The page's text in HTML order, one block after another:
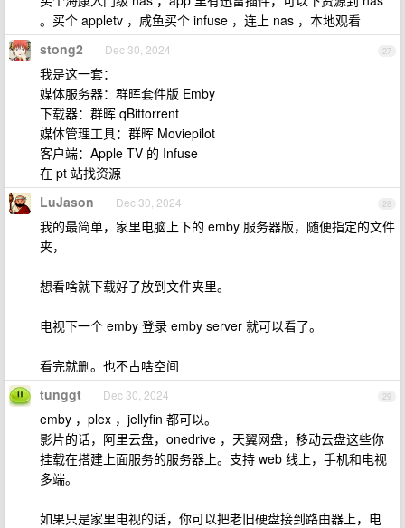
。买个 appletv ，咸鱼买个 infuse ，连上 nas ，本地观看
27
stong2 Dec 30, 2024
我是这一套：
媒体服务器：群晖套件版 Emby
下载器：群晖 qBittorrent
媒体管理工具：群晖 Moviepilot
客户端：Apple TV 的 Infuse
在 pt 站找资源
28
LuJason Dec 30, 2024
我的最简单，家里电脑上下的 emby 服务器版，随便指定的文件
夹，
想看啥就下载好了放到文件夹里。
电视下一个 emby 登录 emby server 就可以看了。
看完就删。也不占啥空间
29
tunggt Dec 30, 2024
emby ，plex ，jellyfin 都可以。
影片的话，阿里云盘，onedrive ，天翼网盘，移动云盘这些你
挂载在搭建上面服务的服务器上。支持 web 线上，手机和电视
多端。
如果只是家里电视的话，你可以把老旧硬盘接到路由器上，电